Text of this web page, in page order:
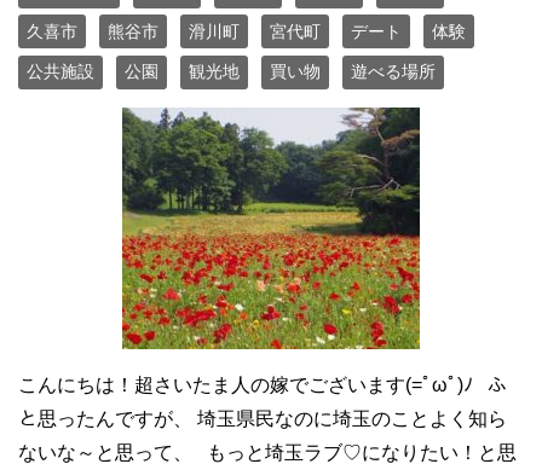
久喜市 熊谷市 滑川町 宮代町 デート 体験
公共施設 公園 観光地 買い物 遊べる場所
こんにちは！超さいたま人の嫁でございます(=ﾟωﾟ)ﾉ ふ
と思ったんですが、 埼玉県民なのに埼玉のことよく知ら
ないな～と思って、 もっと埼玉ラブ♡になりたい！と思